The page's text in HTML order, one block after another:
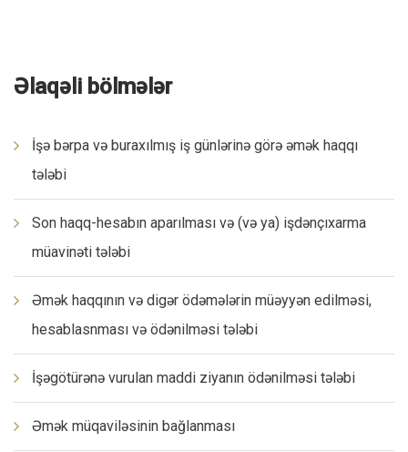
Əlaqəli bölmələr
İşə bərpa və buraxılmış iş günlərinə görə əmək haqqı
tələbi
Son haqq-hesabın aparılması və (və ya) işdənçıxarma
müavinəti tələbi
Əmək haqqının və digər ödəmələrin müəyyən edilməsi,
hesablasnması və ödənilməsi tələbi
İşəgötürənə vurulan maddi ziyanın ödənilməsi tələbi
Əmək müqaviləsinin bağlanması